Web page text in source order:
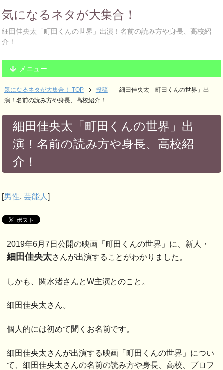
気になるネタが大集合！
細田佳央太「町田くんの世界」出演！名前の読み方や身長、高校紹
介！
メニュー
気になるネタが大集合！ TOP 投稿
細田佳央太「町田くんの世界」出
演！名前の読み方や身長、高校紹介！
細田佳央太「町田くんの世界」出
演！名前の読み方や身長、高校紹
介！
[男性,芸能人]
2019年6月7日公開の映画「町田くんの世界」に、新人・
細田佳央太さんが出演することがわかりました。
しかも、関水渚さんとW主演とのこと。
細田佳央太さん。
個人的には初めて聞くお名前です。
細田佳央太さんが出演する映画「町田くんの世界」につい
て、細田佳央太さんの名前の読み方や身長、高校、プロフ